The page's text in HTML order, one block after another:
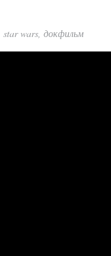
star wars, докфильм